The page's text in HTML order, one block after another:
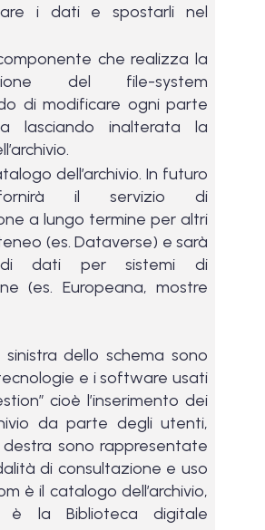
i dati e spostarli nel
che realizza la
del file-system
di modificare ogni parte
lasciando inalterata la
dell’archivio. In futuro
fornirà il servizio di
a lungo termine per altri
(es. Dataverse) e sarà
di dati per sistemi di
(es. Europeana, mostre
dello schema sono
e i software usati
cioè l’inserimento dei
da parte degli utenti,
sono rappresentate
di consultazione e uso
è il catalogo dell’archivio,
è la Biblioteca digitale